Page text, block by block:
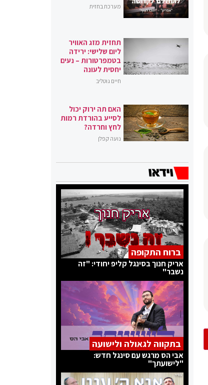
מערכת בחזית
תחזית מזג האוויר
ליום שלישי: ירידה
בטמפרטורות – נעים
יחסית לעונה
חיים גוטליב
האם תה ירוק יכול
לסייע בהורדת רמות
לחץ וחרדה?
נועה קפלן
ברוח התקופה
אריק חנוך בסינגל קליפ יחודי: "זה
נשבר"
בתקווה לגאולה ולישועה
אבי הס מרגש עם סינגל חדש:
"לישועתך"